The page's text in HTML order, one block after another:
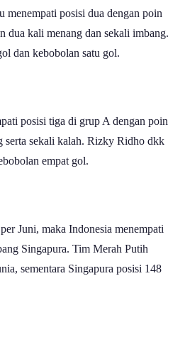
menempati posisi dua dengan poin
dua kali menang dan sekali imbang.
dan kebobolan satu gol.
posisi tiga di grup A dengan poin
serta sekali kalah. Rizky Ridho dkk
empat gol.
Juni, maka Indonesia menempati
Singapura. Tim Merah Putih
sementara Singapura posisi 148